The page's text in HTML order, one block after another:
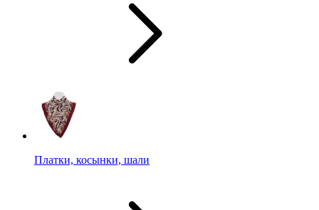
Платки, косынки, шали